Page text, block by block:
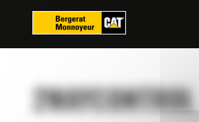
2WAYCONTROL
Panel zarządzania plikami cookies